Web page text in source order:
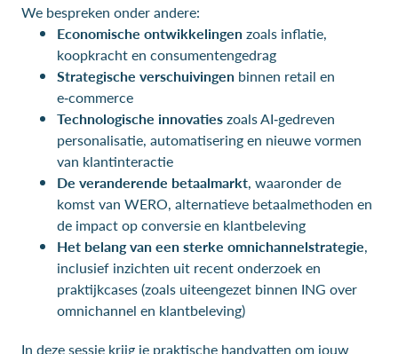
We bespreken onder andere:
Economische ontwikkelingenzoals inflatie,
koopkracht en consumentengedrag
Strategische verschuivingen binnen retail en
e‑commerce
Technologische innovatieszoals AI‑gedreven
personalisatie, automatisering en nieuwe vormen
van klantinteractie
De veranderende betaalmarkt, waaronder de
komst van WERO, alternatieve betaalmethoden en
de impact op conversie en klantbeleving
Het belang van een sterke omnichannelstrategie,
inclusief inzichten uit recent onderzoek en
praktijkcases (zoals uiteengezet binnen ING over
omnichannel en klantbeleving)
In deze sessie krijg je praktische handvatten om jouw